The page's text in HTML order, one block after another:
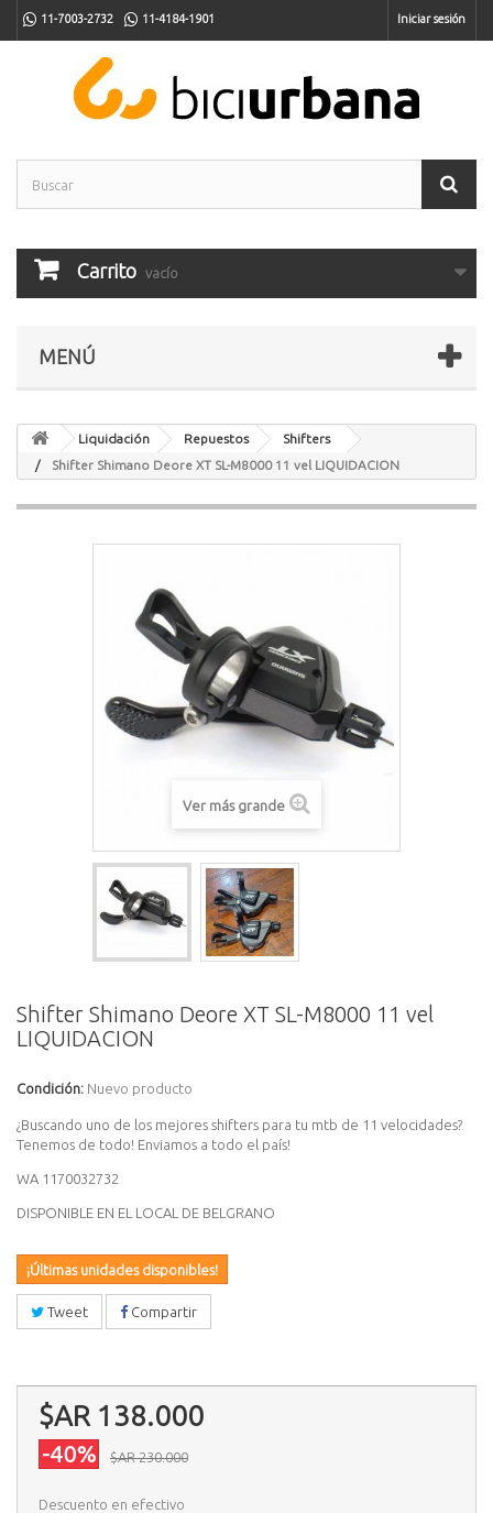
11-7003-2732 11-4184-1901 Iniciar sesión
Carrito vacío
MENÚ
Liquidación Repuestos
Shifters
Shifter Shimano Deore XT SL-M8000 11 vel LIQUIDACION
Ver más grande
Shifter Shimano Deore XT SL-M8000 11 vel
LIQUIDACION
Condición: Nuevo producto
¿Buscando uno de los mejores shifters para tu mtb de 11 velocidades?
Tenemos de todo! Enviamos a todo el país!
WA 1170032732
DISPONIBLE EN EL LOCAL DE BELGRANO
¡Últimas unidades disponibles!
Tweet Compartir
$AR 138.000
-40% $AR 230.000
Descuento en efectivo